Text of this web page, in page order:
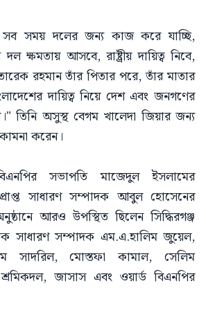
সব সময় দলের জন্য কাজ করে যাচ্ছি,
ক্ষমতায় আসবে, রাষ্ট্রীয় দায়িত্ব নিবে,
রহমান তাঁর পিতার পরে, তাঁর মাতার
দায়িত্ব নিয়ে দেশ এবং জনগণের
তিনি অসুস্থ বেগম খালেদা জিয়ার জন্য
করেন।
সভাপতি মাজেদুল ইসলামের
সাধারণ সম্পাদক আবুল হোসেনের
আরও উপস্থিত ছিলেন সিদ্ধিরগঞ্জ
সাধারণ সম্পাদক এম.এ.হালিম জুয়েল,
সাদরিল, মোস্তফা কামাল, সেলিম
জাসাস এবং ওয়ার্ড বিএনপির